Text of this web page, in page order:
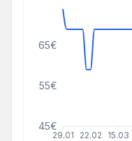
29.01 22.02 15.03
45€
55€
65€